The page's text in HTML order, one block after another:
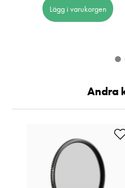
Lägg i varukorgen
Andra